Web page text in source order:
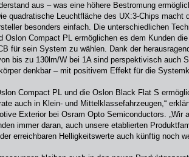
aus – was eine höhere Bestromung
quadratische Leuchtfläche des UX:3-Chips macht
besonders einfach. Die unterschiedlichen
Oslon Compact PL ermöglichen es dem Kunden
für sein System zu wählen. Dank der
bis zu 130lm/W bei 1A sind perspektivisch auch
denkbar – mit positivem Effekt für die
Compact PL und die Oslon Black Flat S
auch in Klein- und Mittelklassefahrzeugen,“
Exterior bei Osram Opto Semiconductors. „Wir
immer daran, auch unsere etablierten
erreichbaren Helligkeitswerte auch künftig noch